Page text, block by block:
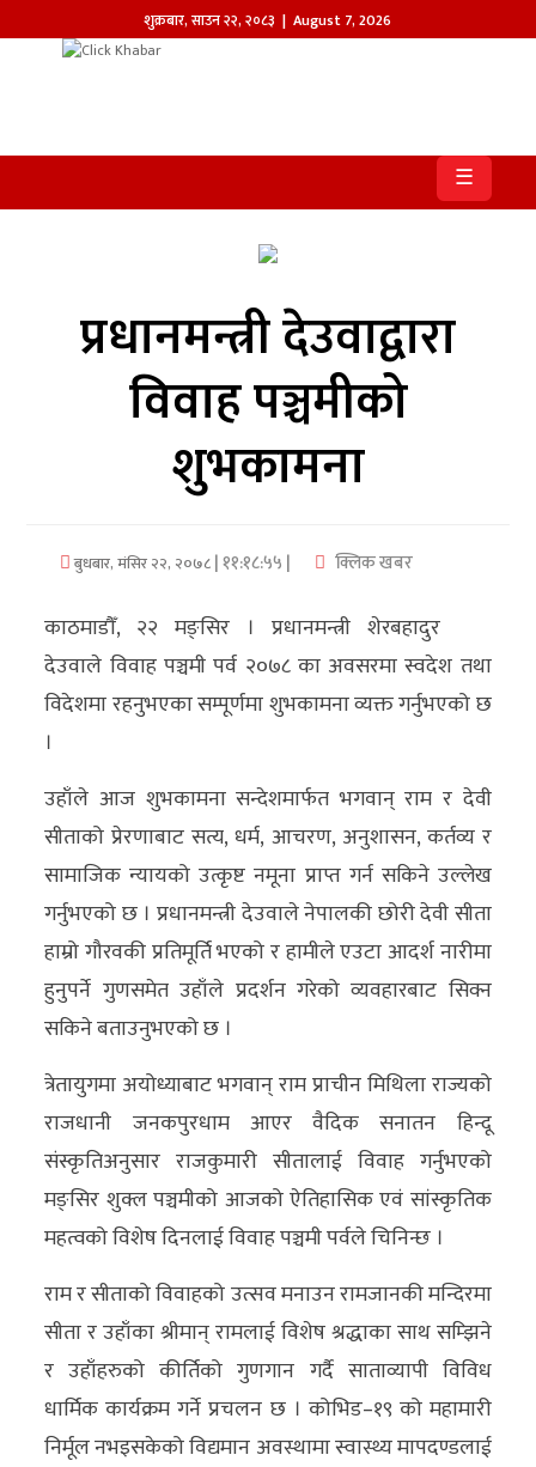
शुक्रबार,साउन२२,२०८३ | August 7, 2026
खबर
समाज
आजको
पत्रिका
वाणिज्य
मनाेरञ्जन
विज्ञान
प्रविधि
अन्तरर्वार्ता
विचार/
ब्लग
खेलकुद
रोचक
अन्य
क्लिक
खबर
विशेष
राशिफल
फोटो
ग्यालरी
भिडियो
☰
प्रधानमन्त्री देउवाद्वारा
विवाह पञ्चमीको
शुभकामना
बुधबार, मंसिर २२, २०७८| ११:१८:५५ | क्लिक खबर
काठमाडौँ, २२ मङ्सिर । प्रधानमन्त्री शेरबहादुर
देउवाले विवाह पञ्चमी पर्व २०७८ का अवसरमा स्वदेश तथा
विदेशमा रहनुभएका सम्पूर्णमा शुभकामना व्यक्त गर्नुभएको छ
।
उहाँले आज शुभकामना सन्देशमार्फत भगवान् राम र देवी
सीताको प्रेरणाबाट सत्य, धर्म, आचरण, अनुशासन, कर्तव्य र
सामाजिक न्यायको उत्कृष्ट नमूना प्राप्त गर्न सकिने उल्लेख
गर्नुभएको छ । प्रधानमन्त्री देउवाले नेपालकी छोरी देवी सीता
हाम्रो गौरवकी प्रतिमूर्ति भएको र हामीले एउटा आदर्श नारीमा
हुनुपर्ने गुणसमेत उहाँले प्रदर्शन गरेको व्यवहारबाट सिक्न
सकिने बताउनुभएको छ ।
त्रेतायुगमा अयोध्याबाट भगवान् राम प्राचीन मिथिला राज्यको
राजधानी जनकपुरधाम आएर वैदिक सनातन हिन्दू
संस्कृतिअनुसार राजकुमारी सीतालाई विवाह गर्नुभएको
मङ्सिर शुक्ल पञ्चमीको आजको ऐतिहासिक एवं सांस्कृतिक
महत्वको विशेष दिनलाई विवाह पञ्चमी पर्वले चिनिन्छ ।
राम र सीताको विवाहको उत्सव मनाउन रामजानकी मन्दिरमा
सीता र उहाँका श्रीमान् रामलाई विशेष श्रद्धाका साथ सम्झिने
र उहाँहरुको कीर्तिको गुणगान गर्दै साताव्यापी विविध
धार्मिक कार्यक्रम गर्ने प्रचलन छ । कोभिड–१९ को महामारी
निर्मूल नभइसकेको विद्यमान अवस्थामा स्वास्थ्य मापदण्डलाई